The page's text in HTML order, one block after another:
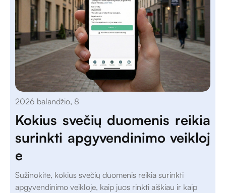
2026 balandžio, 8
Kokius svečių duomenis reikia
surinkti apgyvendinimo veikloj
e
Sužinokite, kokius svečių duomenis reikia surinkti
apgyvendinimo veikloje, kaip juos rinkti aiškiau ir kaip